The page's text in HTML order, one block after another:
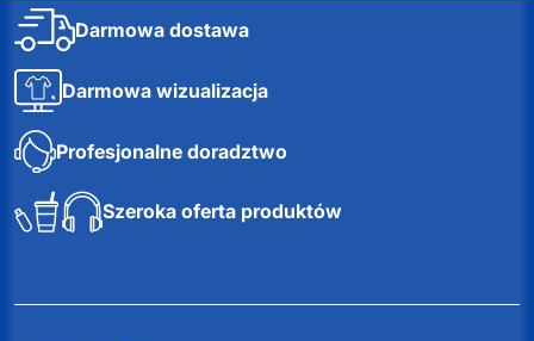
Darmowa dostawa
Darmowa wizualizacja
Profesjonalne doradztwo
Szeroka oferta produktów